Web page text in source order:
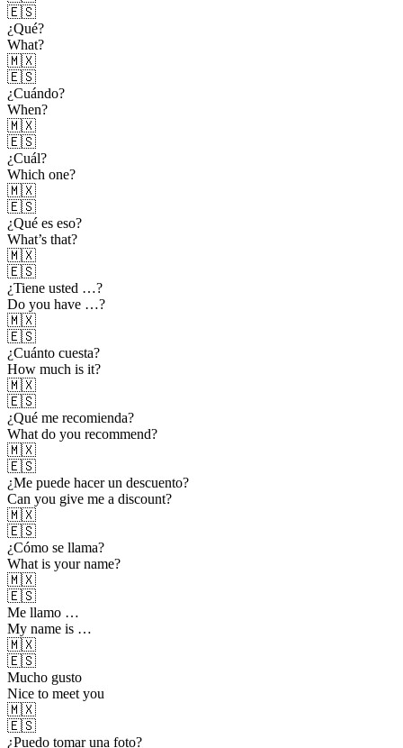
🇪🇸
¿Qué?
What?
🇲🇽
🇪🇸
¿Cuándo?
When?
🇲🇽
🇪🇸
¿Cuál?
Which one?
🇲🇽
🇪🇸
¿Qué es eso?
What’s that?
🇲🇽
🇪🇸
¿Tiene usted …?
Do you have …?
🇲🇽
🇪🇸
¿Cuánto cuesta?
How much is it?
🇲🇽
🇪🇸
¿Qué me recomienda?
What do you recommend?
🇲🇽
🇪🇸
¿Me puede hacer un descuento?
Can you give me a discount?
🇲🇽
🇪🇸
¿Cómo se llama?
What is your name?
🇲🇽
🇪🇸
Me llamo …
My name is …
🇲🇽
🇪🇸
Mucho gusto
Nice to meet you
🇲🇽
🇪🇸
¿Puedo tomar una foto?